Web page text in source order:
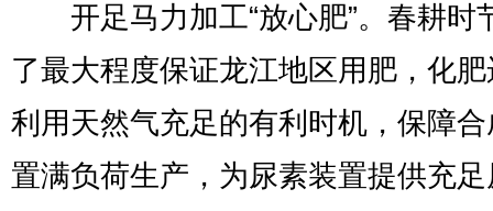
开足马力加工“放心肥”。春耕时
了最大程度保证龙江地区用肥，化
利用天然气充足的有利时机，保障
置满负荷生产，为尿素装置提供充